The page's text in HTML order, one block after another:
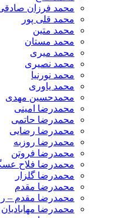
محمد فرزان
محمد قلی پور
محمد متین
محمد مستان
محمد میری
محمد نصیری
محمد نورنیا
محمد یاوری
محمدحسین مهدی
محمدرضا امینی
محمدرضا حاتمی
محمدرضا رضایی
محمدرضا روزبه
محمدرضا فروتن
محمدرضا فلاح
محمدرضا گلزار
محمدرضا مقدم
محمدرضا مقدم –
محمدرضا مهابادیان